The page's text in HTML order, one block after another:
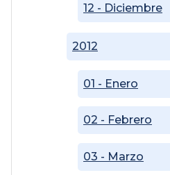
12 - Diciembre
2012
01 - Enero
02 - Febrero
03 - Marzo